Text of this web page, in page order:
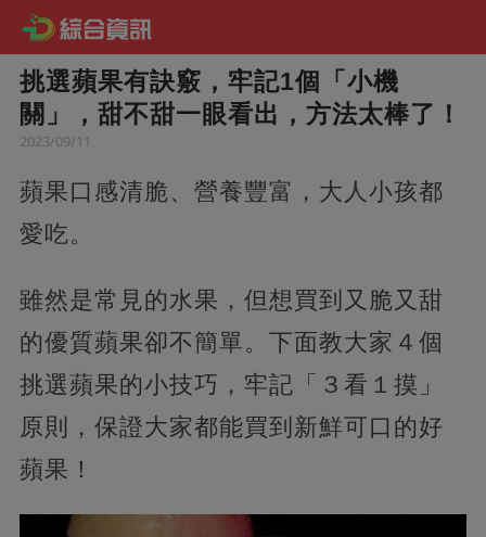
挑選蘋果有訣竅，牢記1個「小機
關」，甜不甜一眼看出，方法太棒了！
2023/09/11
蘋果口感清脆、營養豐富，大人小孩都
愛吃。
雖然是常見的水果，但想買到又脆又甜
的優質蘋果卻不簡單。下面教大家４個
挑選蘋果的小技巧，牢記「３看１摸」
原則，保證大家都能買到新鮮可口的好
蘋果！